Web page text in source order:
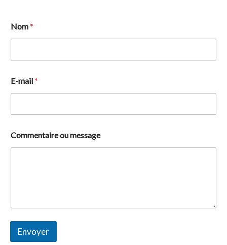
Nom*
-
m
i
E
-
m
E-mail*
Commentaire ou message
Envoyer